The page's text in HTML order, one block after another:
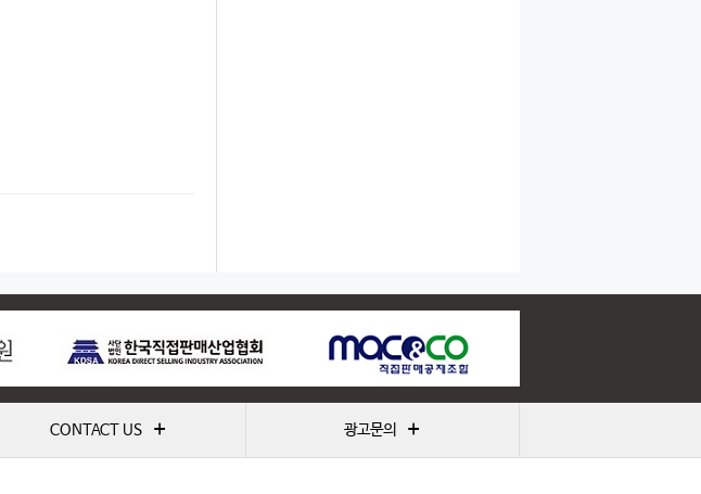
CONTACT US + 광고문의 +